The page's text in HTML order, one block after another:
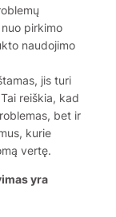
pirkimo
naudojimo
jis turi
reiškia, kad
bet ir
kurie
vertę.
yra